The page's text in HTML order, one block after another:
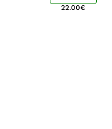
22.00€